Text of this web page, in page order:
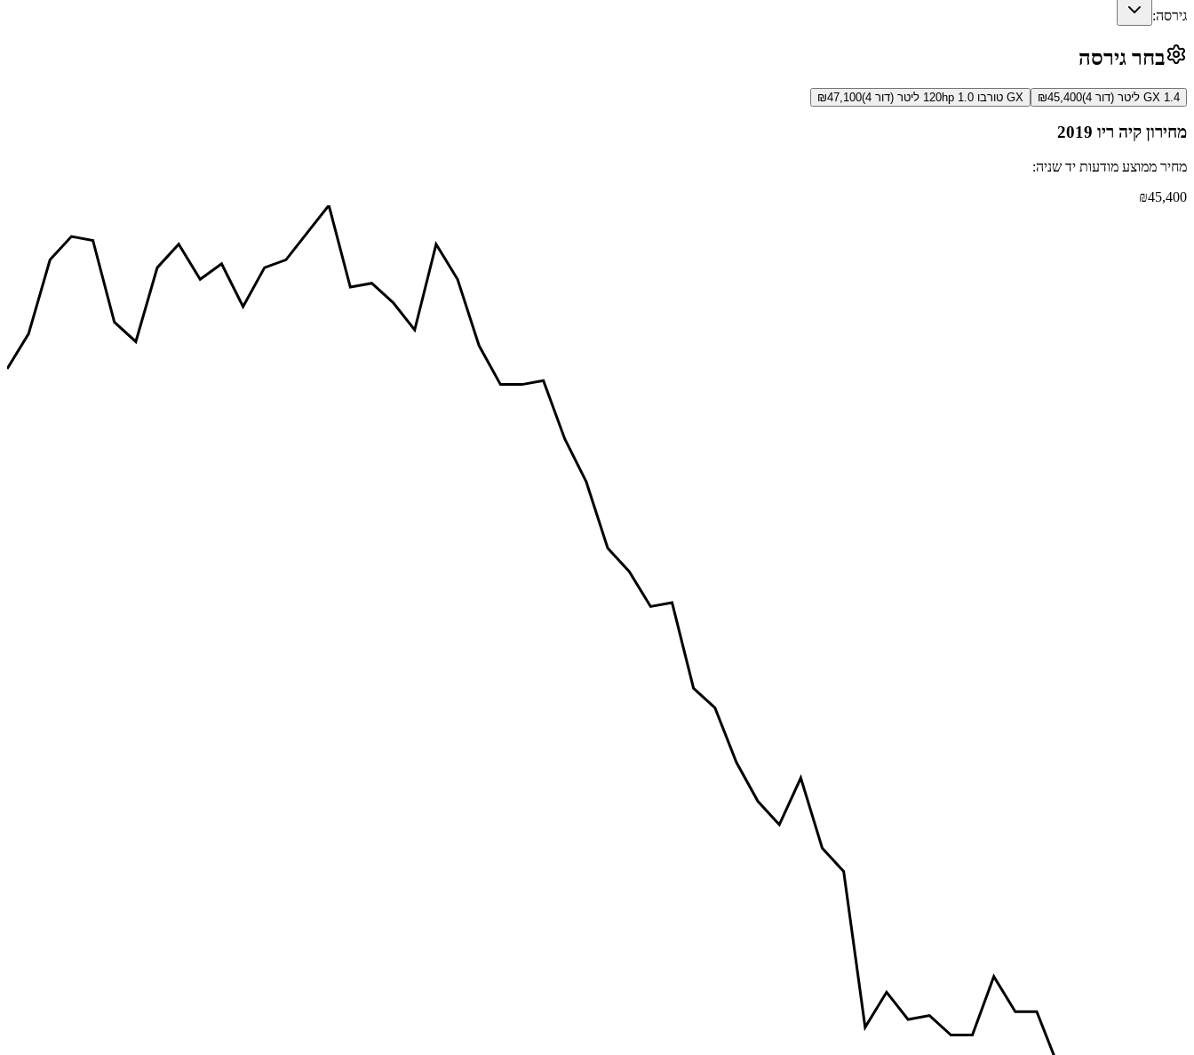
גירסה:
בחר גירסה
GX 1.4 ליטר (דור 4) ₪45,400 GX טורבו 120hp 1.0 ליטר (דור 4) ₪47,100
מחירון קיה ריו 2019
מחיר ממוצע מודעות יד שניה:
₪45,400